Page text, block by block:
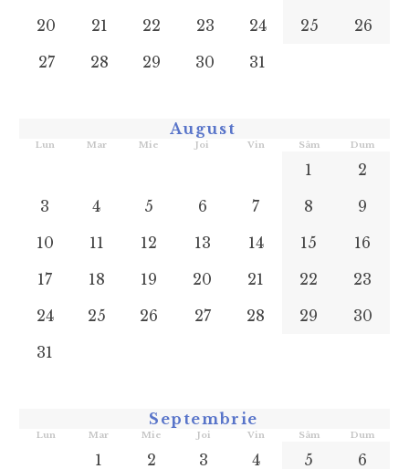
20
21 22 23 24 25
26
27
28 29 30 31
August
Lun Mar Mie Joi Vin Sâm Dum
1
2
3
4 5 6 7 8
9
10
11 12 13 14 15
16
17
18 19 20 21 22
23
24
25 26 27 28 29
30
31
Septembrie
Lun Mar Mie Joi Vin Sâm Dum
1 2 3 4 5 6